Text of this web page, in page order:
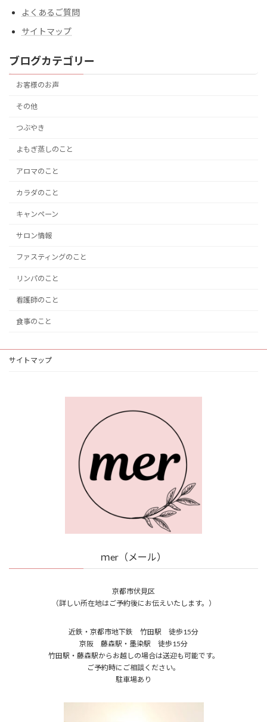
よくあるご質問
サイトマップ
ブログカテゴリー
お客様のお声
その他
つぶやき
よもぎ蒸しのこと
アロマのこと
カラダのこと
キャンペーン
サロン情報
ファスティングのこと
リンパのこと
看護師のこと
食事のこと
サイトマップ
ｍer（メール）
京都市伏見区
（詳しい所在地はご予約後にお伝えいたします。）
近鉄・京都市地下鉄 竹田駅 徒歩15分
京阪 藤森駅・墨染駅 徒歩15分
竹田駅・藤森駅からお越しの場合は送迎も可能です。
ご予約時にご相談ください。
駐車場あり